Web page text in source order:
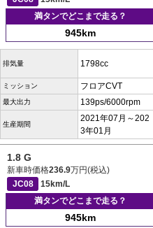
満タンでどこまで走る？
945km
排気量 1798cc
ミッション フロアCVT
最大出力 139ps/6000rpm
生産期間
2021年07月～202
3年01月
1.8 G
新車時価格236.9万円(税込)
JC08
15km/L
満タンでどこまで走る？
945km